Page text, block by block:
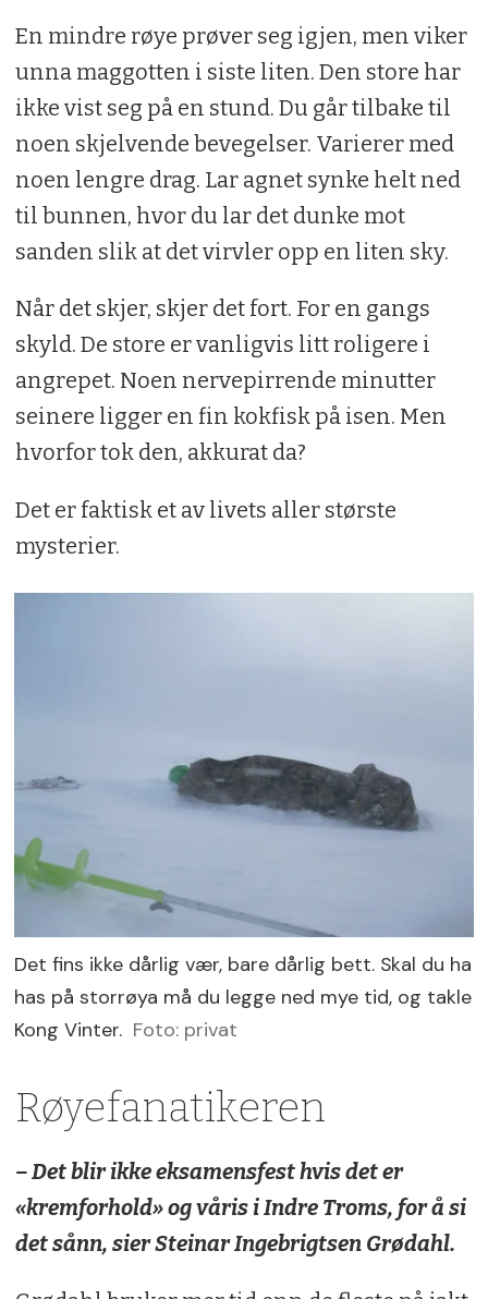
En mindre røye prøver seg igjen, men viker
unna maggotten i siste liten. Den store har
ikke vist seg på en stund. Du går tilbake til
noen skjelvende bevegelser. Varierer med
noen lengre drag. Lar agnet synke helt ned
til bunnen, hvor du lar det dunke mot
sanden slik at det virvler opp en liten sky.
Når det skjer, skjer det fort. For en gangs
skyld. De store er vanligvis litt roligere i
angrepet. Noen nervepirrende minutter
seinere ligger en fin kokfisk på isen. Men
hvorfor tok den, akkurat da?
Det er faktisk et av livets aller største
mysterier.
Det fins ikke dårlig vær, bare dårlig bett. Skal du ha
has på storrøya må du legge ned mye tid, og takle
Kong Vinter. Foto: privat
Røyefanatikeren
– Det blir ikke eksamensfest hvis det er
«kremforhold» og våris i Indre Troms, for å si
det sånn, sier Steinar Ingebrigtsen Grødahl.